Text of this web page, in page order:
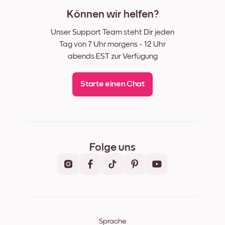
Können wir helfen?
Unser Support Team steht Dir jeden
Tag von 7 Uhr morgens - 12 Uhr
abends EST zur Verfügung
Starte einen Chat
Folge uns
Sprache